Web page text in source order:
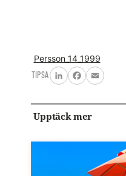
Persson_14_1999
TIPSA
LinkedInFacebook
Email
Upptäck mer